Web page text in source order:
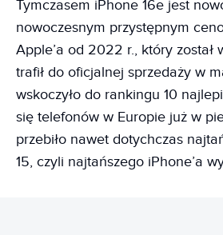
Tymczasem iPhone 16e jest
nowoczesnym przystępnym
Apple’a od 2022 r., który został
trafił do oficjalnej sprzedaży w
wskoczyło do rankingu 10
się telefonów w Europie już w
przebiło nawet dotychczas
15, czyli najtańszego iPhone’a